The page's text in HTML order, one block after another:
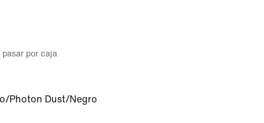
por caja
Photon Dust/Negro